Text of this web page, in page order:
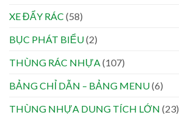
XE ĐẨY RÁC (58)
BỤC PHÁT BIỂU(2)
THÙNG RÁC NHỰA(107)
BẢNG CHỈ DẪN – BẢNG MENU(6)
THÙNG NHỰA DUNG TÍCH LỚN (23)